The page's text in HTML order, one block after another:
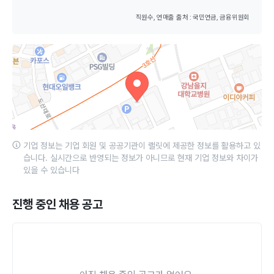
직원수, 연매출 출처 : 국민연금, 금융위원회
기업 정보는 기업 회원 및 공공기관이 랠릿에 제공한 정보를 활용하고 있
습니다. 실시간으로 반영되는 정보가 아니므로 현재 기업 정보와 차이가
있을 수 있습니다
진행 중인 채용 공고